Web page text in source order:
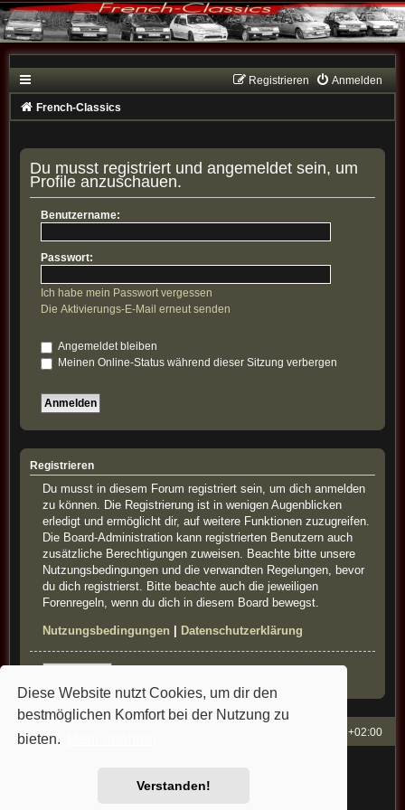
Diese Website nutzt Cookies, um dir den
bestmöglichen Komfort bei der Nutzung zu
bieten.
Verstanden!
Anmelden
Registrieren
French-Classics
Du musst registriert und angemeldet sein, um
Profile anzuschauen.
Benutzername:
Passwort:
Ich habe mein Passwort vergessen
Die Aktivierungs-E-Mail erneut senden
Angemeldet bleiben
Meinen Online-Status während dieser Sitzung verbergen
Registrieren
Du musst in diesem Forum registriert sein, um dich anmelden
zu können. Die Registrierung ist in wenigen Augenblicken
erledigt und ermöglicht dir, auf weitere Funktionen zuzugreifen.
Die Board-Administration kann registrierten Benutzern auch
zusätzliche Berechtigungen zuweisen. Beachte bitte unsere
Nutzungsbedingungen und die verwandten Regelungen, bevor
du dich registrierst. Bitte beachte auch die jeweiligen
Forenregeln, wenn du dich in diesem Board bewegst.
Nutzungsbedingungen Datenschutzerklärung
French-Classics UTC+02:00
Deutsche Übersetzung durchphpBB.de